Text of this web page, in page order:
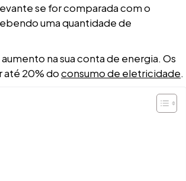
se for comparada com o
uma quantidade de
na sua conta de energia. Os
até 20% doconsumo de eletricidade.